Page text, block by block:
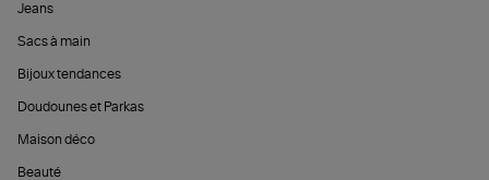
Jeans
Sacs à main
Bijoux tendances
Doudounes et Parkas
Maison déco
Beauté